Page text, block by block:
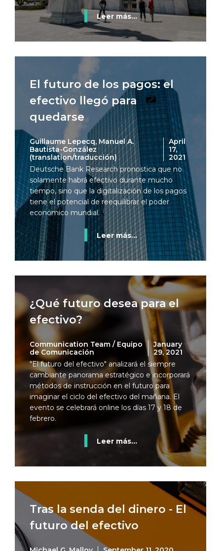
Leer más...
El futuro de los pagos: el
efectivo llegó para
quedarse
Guillaume Lepecq, Manuel A.
Bautista-González
(translation/traducción)
April
17,
2021
Deutsche Bank Research pronostica que no
solamente habrá efectivo durante mucho
tiempo, sino que la digitalización de los pagos
tiene el potencial de reequilibrar el poder
económico mundial.
Leer más...
¿Qué futuro desea para el
efectivo?
Communication Team / Equipo
de Comunicación
January
29, 2021
"El futuro del efectivo" analizará el siempre
cambiante panorama estratégico e incorporará
métodos de instrucción en el futuro para
imaginar el ciclo del efectivo del mañana. El
evento se celebrará online los días 17 y 18 de
febrero.
Leer más...
Tras la senda del dinero - El
futuro del efectivo